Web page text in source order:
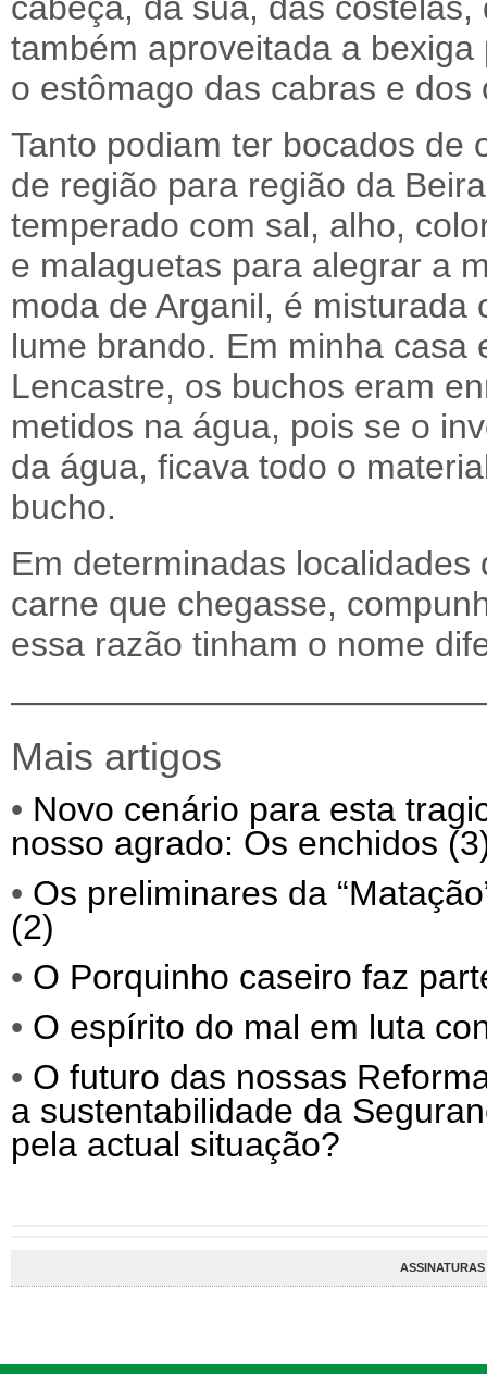
também aproveitada a
o estômago das cabras e dos
Tanto podiam ter bocados de
de região para região da
temperado com sal, alho,
e malaguetas para alegrar a
moda de Arganil, é misturada
lume brando. Em minha casa
Lencastre, os buchos eram
metidos na água, pois se o
da água, ficava todo o
bucho.
Em determinadas
carne que chegasse,
essa razão tinham o nome
Mais artigos
• Novo cenário para esta
nosso agrado: Os enchidos
• Os preliminares da
(2)
• O Porquinho caseiro faz
• O espírito do mal em luta
• O futuro das nossas
a sustentabilidade da
pela actual situação?
ASSINATURAS